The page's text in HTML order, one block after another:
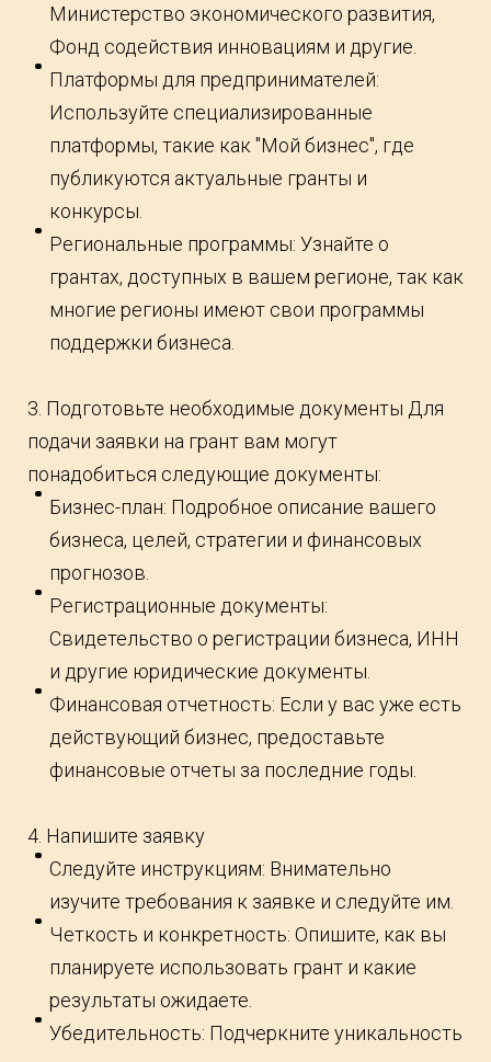
Министерство экономического развития,
Фонд содействия инновациям и другие.
Платформы для предпринимателей:
Используйте специализированные
платформы, такие как "Мой бизнес", где
публикуются актуальные гранты и
конкурсы.
Региональные программы: Узнайте о
грантах, доступных в вашем регионе, так как
многие регионы имеют свои программы
поддержки бизнеса.
3. Подготовьте необходимые документы Для
подачи заявки на грант вам могут
понадобиться следующие документы:
Бизнес-план: Подробное описание вашего
бизнеса, целей, стратегии и финансовых
прогнозов.
Регистрационные документы:
Свидетельство о регистрации бизнеса, ИНН
и другие юридические документы.
Финансовая отчетность: Если у вас уже есть
действующий бизнес, предоставьте
финансовые отчеты за последние годы.
4. Напишите заявку
Следуйте инструкциям: Внимательно
изучите требования к заявке и следуйте им.
Четкость и конкретность: Опишите, как вы
планируете использовать грант и какие
результаты ожидаете.
Убедительность: Подчеркните уникальность